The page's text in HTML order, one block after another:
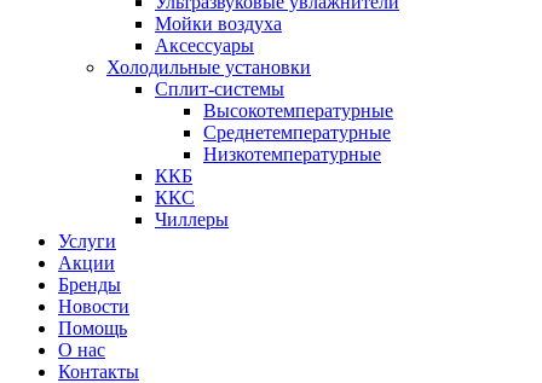
Мойки воздуха
Аксессуары
Холодильные установки
Сплит-системы
Высокотемпературные
Среднетемпературные
Низкотемпературные
ККБ
ККС
Чиллеры
Услуги
Акции
Бренды
Новости
Помощь
О нас
Контакты